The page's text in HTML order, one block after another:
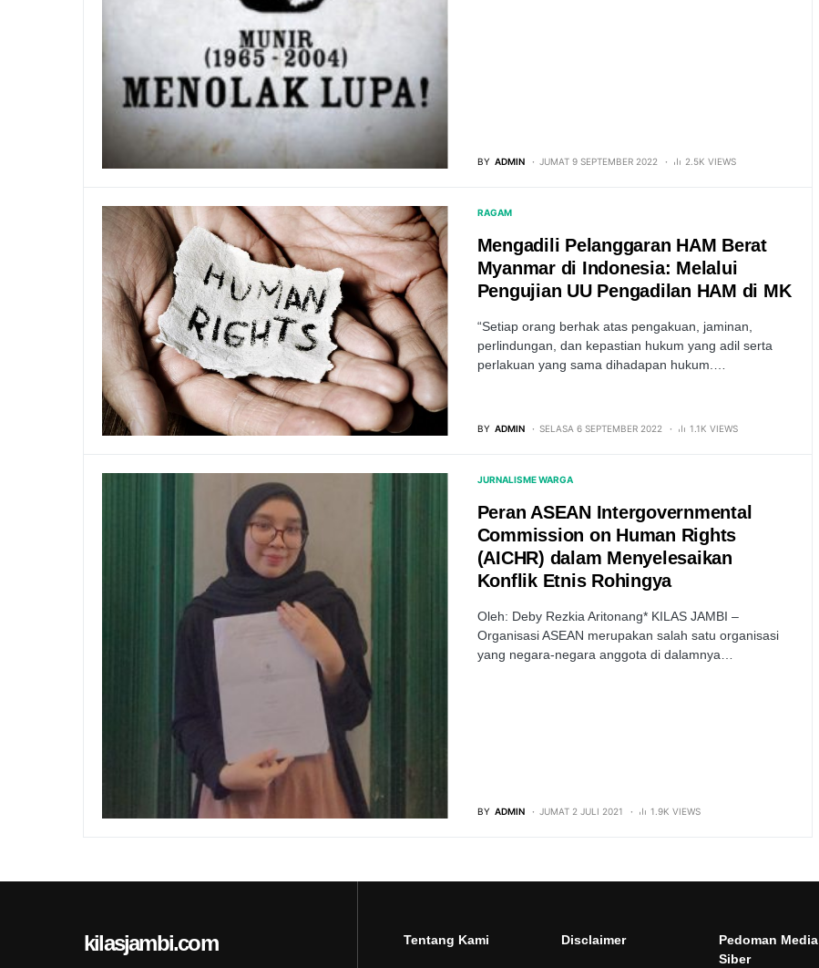
BY ADMIN JUMAT 9 SEPTEMBER 2022 2.5K VIEWS
RAGAM
Mengadili Pelanggaran HAM Berat
Myanmar di Indonesia: Melalui
Pengujian UU Pengadilan HAM di MK
“Setiap orang berhak atas pengakuan, jaminan,
perlindungan, dan kepastian hukum yang adil serta
perlakuan yang sama dihadapan hukum.…
BY ADMIN SELASA 6 SEPTEMBER 2022 1.1K VIEWS
JURNALISME WARGA
Peran ASEAN Intergovernmental
Commission on Human Rights
(AICHR) dalam Menyelesaikan
Konflik Etnis Rohingya
Oleh: Deby Rezkia Aritonang* KILAS JAMBI –
Organisasi ASEAN merupakan salah satu organisasi
yang negara-negara anggota di dalamnya…
BY ADMIN JUMAT 2 JULI 2021 1.9K VIEWS
kilasjambi.com Tentang Kami Disclaimer
Pedoman Media
Siber